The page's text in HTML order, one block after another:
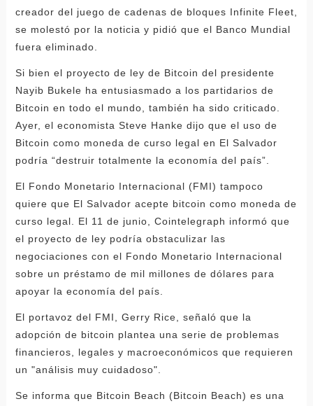
creador del juego de cadenas de bloques Infinite Fleet,
se molestó por la noticia y pidió que el Banco Mundial
fuera eliminado.
Si bien el proyecto de ley de Bitcoin del presidente
Nayib Bukele ha entusiasmado a los partidarios de
Bitcoin en todo el mundo, también ha sido criticado.
Ayer, el economista Steve Hanke dijo que el uso de
Bitcoin como moneda de curso legal en El Salvador
podría “destruir totalmente la economía del país”.
El Fondo Monetario Internacional (FMI) tampoco
quiere que El Salvador acepte bitcoin como moneda de
curso legal. El 11 de junio, Cointelegraph informó que
el proyecto de ley podría obstaculizar las
negociaciones con el Fondo Monetario Internacional
sobre un préstamo de mil millones de dólares para
apoyar la economía del país.
El portavoz del FMI, Gerry Rice, señaló que la
adopción de bitcoin plantea una serie de problemas
financieros, legales y macroeconómicos que requieren
un "análisis muy cuidadoso".
Se informa que Bitcoin Beach (Bitcoin Beach) es una